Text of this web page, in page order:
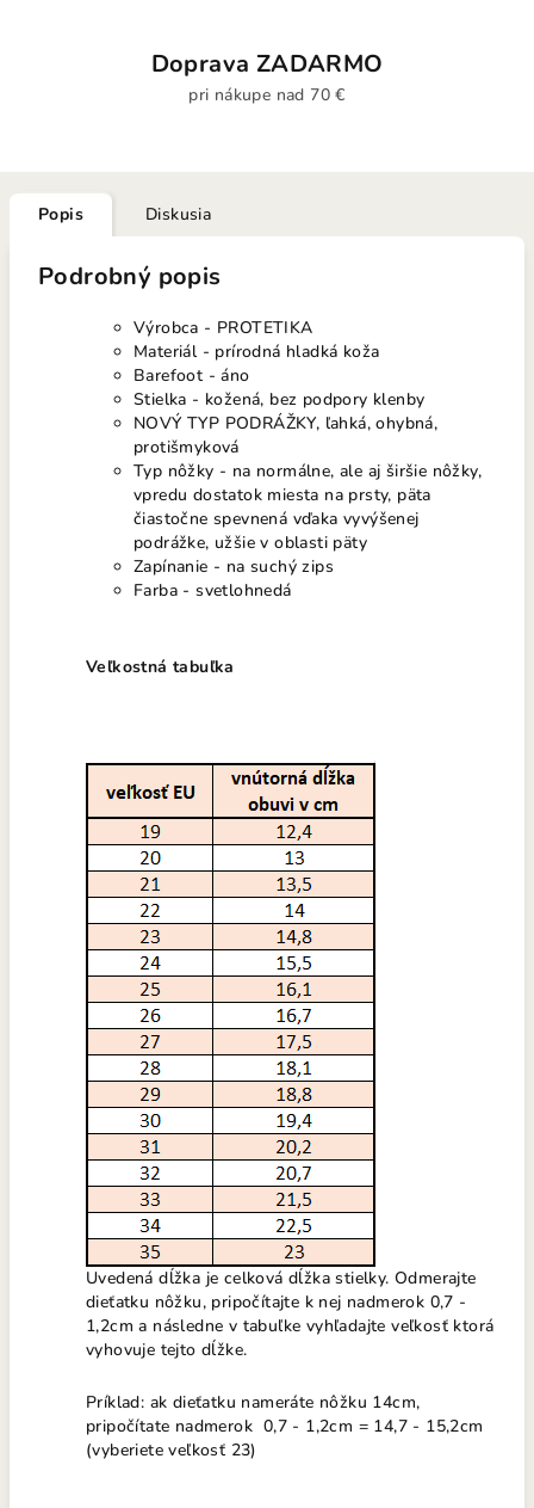
Doprava ZADARMO
pri nákupe nad 70 €
Popis Diskusia
Podrobný popis
Výrobca - PROTETIKA
Materiál - prírodná hladká koža
Barefoot - áno
Stielka - kožená, bez podpory klenby
NOVÝ TYP PODRÁŽKY, ľahká, ohybná,
protišmyková
Typ nôžky - na normálne, ale aj širšie nôžky,
vpredu dostatok miesta na prsty, päta
čiastočne spevnená vďaka vyvýšenej
podrážke, užšie v oblasti päty
Zapínanie - na suchý zips
Farba - svetlohnedá
Veľkostná tabuľka
Uvedená dĺžka je celková dĺžka stielky. Odmerajte
dieťatku nôžku, pripočítajte k nej nadmerok 0,7 -
1,2cm a následne v tabuľke vyhľadajte veľkosť ktorá
vyhovuje tejto dĺžke.
Príklad: ak dieťatku nameráte nôžku 14cm,
pripočítate nadmerok 0,7 - 1,2cm = 14,7 - 15,2cm
(vyberiete veľkosť 23)